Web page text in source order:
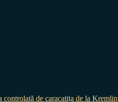
de caracatița de la Kremlin